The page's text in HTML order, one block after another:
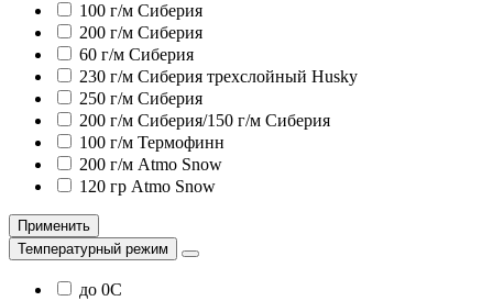
100 г/м Сиберия
200 г/м Сиберия
60 г/м Сиберия
230 г/м Сиберия трехслойный Husky
250 г/м Сиберия
200 г/м Сиберия/150 г/м Сиберия
100 г/м Термофинн
200 г/м Atmo Snow
120 гр Atmo Snow
Применить
Температурный режим
до 0С